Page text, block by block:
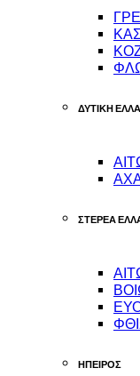
ΔΥΤΙΚΗ
ΣΤΕΡΕΑ
ΗΠΕΙΡΟΣ